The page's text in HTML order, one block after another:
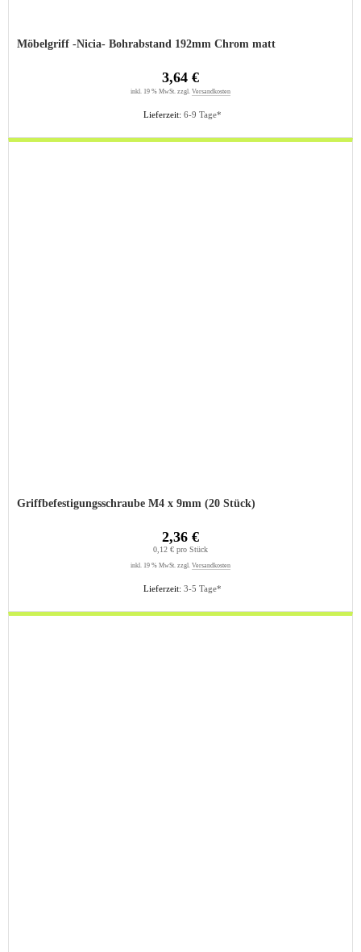
Möbelgriff -Nicia- Bohrabstand 192mm Chrom matt
Lieferzeit: 6-9 Tage*
3,64 €
inkl. 19 % MwSt. zzgl. Versandkosten
Griffbefestigungsschraube M4 x 9mm (20 Stück)
Lieferzeit: 3-5 Tage*
2,36 €
0,12 € pro Stück
inkl. 19 % MwSt. zzgl. Versandkosten